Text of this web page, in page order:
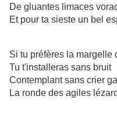
De gluantes limaces
Et pour ta sieste un bel
Si tu préfères la margelle
Tu t'installeras sans bruit
Contemplant sans crier
La ronde des agiles